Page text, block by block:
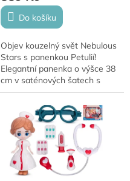
Do košíku
Objev kouzelný svět Nebulous
Stars s panenkou Petulií!
Elegantní panenka o výšce 38
cm v saténových šatech s
odnímatelnými botičkami
potěší každou malou milovnici
fantazie a...